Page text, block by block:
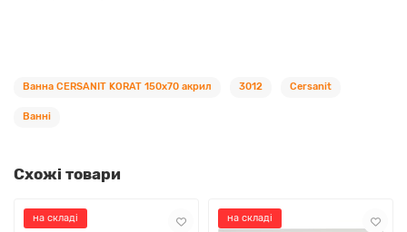
Ванна CERSANIT KORAT 150х70 акрил 3012 Cersanit
Ванні
Схожі товари
на складі на складі